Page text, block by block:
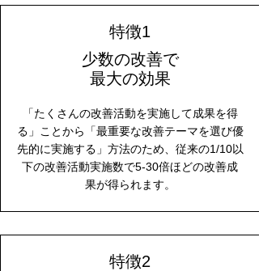
​特徴1
少数の改善で
​最大の効果
「たくさんの改善活動を実施して成果を得
る」ことから「最重要な改善テーマを選び優
先的に実施する」方法のため、従来の1/10以
下の改善活動実施数で5-30倍ほどの改善成
果が得られます。
​特徴2